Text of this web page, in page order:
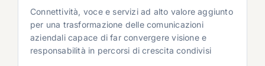
Connettività, voce e servizi ad alto valore aggiunto
per una trasformazione delle comunicazioni
aziendali capace di far convergere visione e
responsabilità in percorsi di crescita condivisi